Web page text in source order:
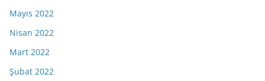
Mayıs 2022
Nisan 2022
Mart 2022
Şubat 2022